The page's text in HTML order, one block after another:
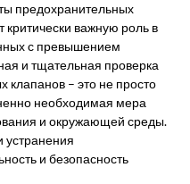
предохранительных
критически важную роль в
с превышением
и тщательная проверка
клапанов – это не просто
необходимая мера
и окружающей среды.
устранения
и безопасность